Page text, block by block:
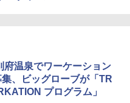
府温泉でワーケーション
、ビッグローブが「TR
プログラム」